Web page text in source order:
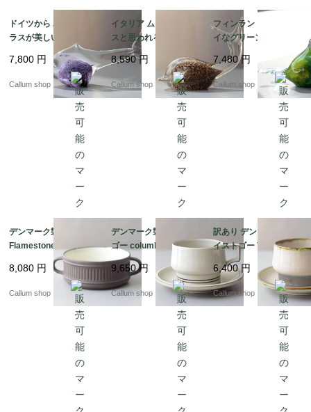
ドイツから パープルガ
ラスが美しいユニーク
な魚 オブジェ グラス
フィギュア フィッシュ
アンティーク ヴィンテ
ージ_260721 ig4975
7,800 円
Callum shop
イタリア ムラーノグラ
スと思われるキレイな
ガラスのクジラ オブジ
ェ Italy Murano Style
フィギュア ヴィンテー
ジ_260721 ig4974
8,590円
Callum shop
フィンランドから キレ
イなグリーンマーブル
ガラスの小鳥 オブジェ
北欧 バード オブジェ
フィギュア ヴィンテー
ジ_260721 ig4972
7,480円
Callum shop
デンマーク製 DANSK
Flamestone 持ち手付
き スープボウル 器 ク
イストゴー J.H.Quistg
aard 北欧ヴィンテージ
アンティーク_it4611
8,080 円
Callum shop
デンマーク製 クイスト
ゴー columbia ティー
カップ＆ソーサー コロ
ンビア B&G Bing & Gr
ondahl J.H.Quistgaard
北欧ヴィンテージ アン
9,650円
Callum shop
訳あり デンマーク製 ク
イストゴー TEMA ティ
ーカップ＆ソーサー テ
ィーマ B&G Bing & Gr
ondahl J.H.Quistgaard
北欧ヴィンテージ アン
6,400円
Callum shop